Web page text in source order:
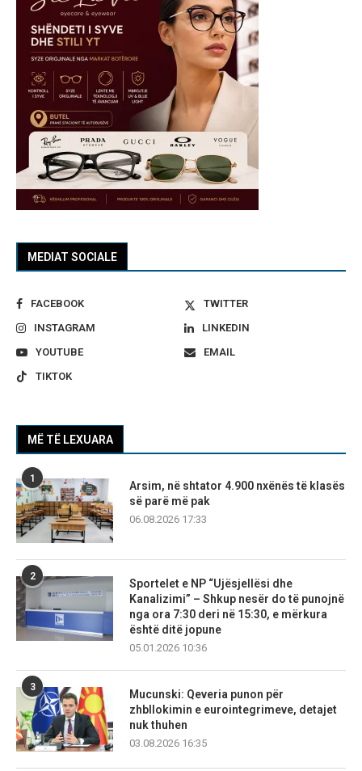
MEDIAT SOCIALE
FACEBOOK
TWITTER
INSTAGRAM
LINKEDIN
YOUTUBE
EMAIL
TIKTOK
MË TË LEXUARA
1
Arsim, në shtator 4.900 nxënës të klasës
së parë më pak
06.08.2026 17:33
2
Sportelet e NP “Ujësjellësi dhe
Kanalizimi” – Shkup nesër do të punojnë
nga ora 7:30 deri në 15:30, e mërkura
është ditë jopune
05.01.2026 10:36
3
Mucunski: Qeveria punon për
zhbllokimin e eurointegrimeve, detajet
nuk thuhen
03.08.2026 16:35